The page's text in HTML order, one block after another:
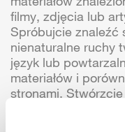
filmy, zdjęcia lub
Spróbujcie znaleźć
nienaturalne ruchy
język lub
materiałów i
stronami.
detektywa”, listę
rozpoznawać